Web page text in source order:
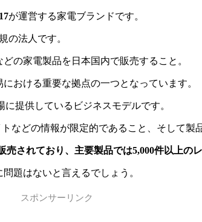
が運営する家電ブランドです。
の法人です。
の家電製品を日本国内で販売すること。
おける重要な拠点の一つとなっています。
提供しているビジネスモデルです。
などの情報が限定的であること、そして製
されており、主要製品では5,000件以上の
題はないと言えるでしょう。
スポンサーリンク